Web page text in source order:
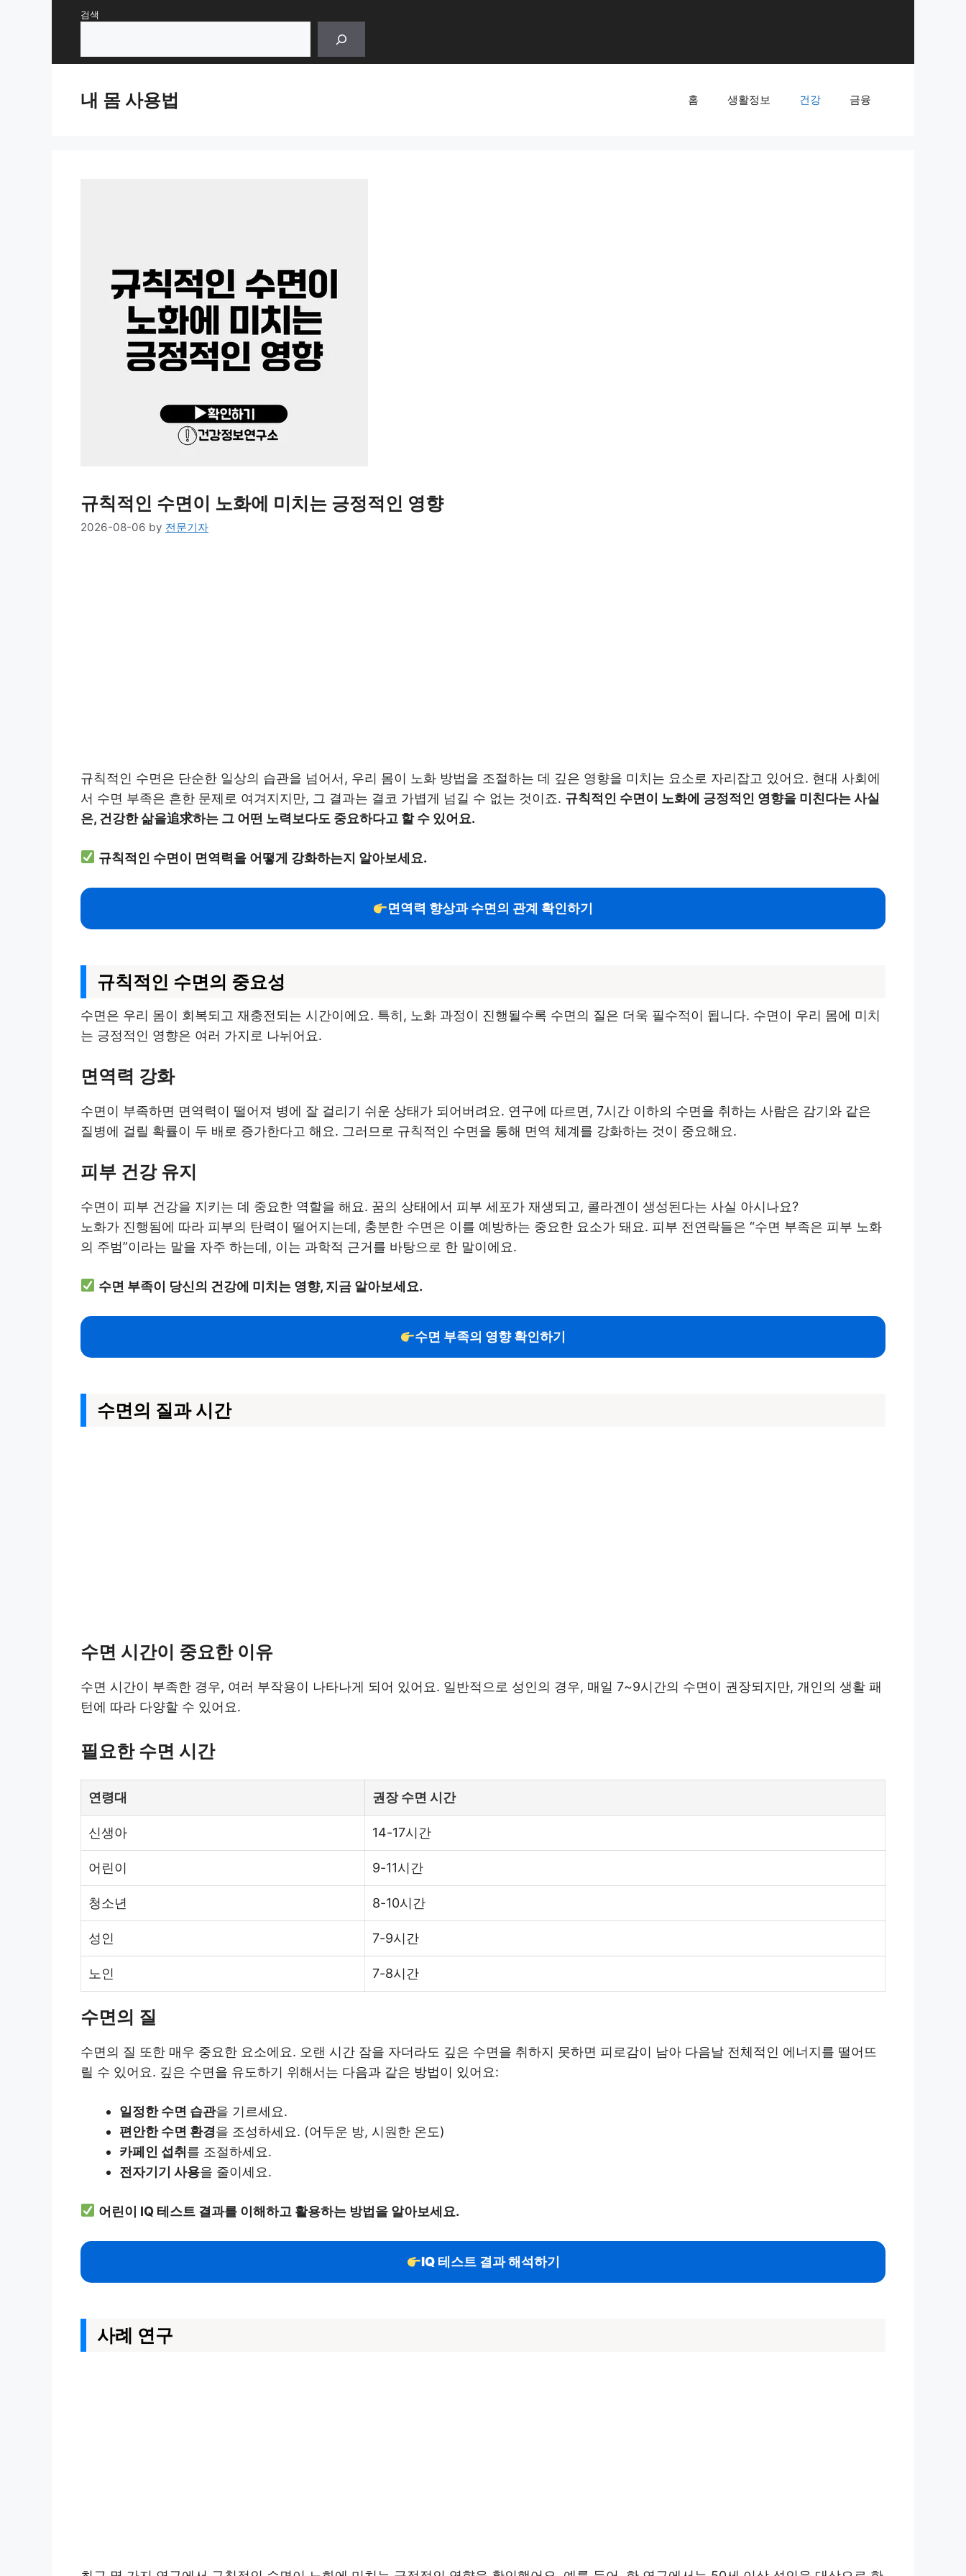
검색
내 몸 사용법 홈 생활정보 건강 금융
규칙적인 수면이 노화에 미치는 긍정적인 영향
2026-08-06 by 전문기자
규칙적인 수면은 단순한 일상의 습관을 넘어서, 우리 몸이 노화 방법을 조절하는 데 깊은 영향을 미치는 요소로 자리잡고 있어요. 현대 사회에
서 수면 부족은 흔한 문제로 여겨지지만, 그 결과는 결코 가볍게 넘길 수 없는 것이죠. 규칙적인 수면이 노화에 긍정적인 영향을 미친다는 사실
은, 건강한 삶을追求하는 그 어떤 노력보다도 중요하다고 할 수 있어요.
규칙적인 수면이 면역력을 어떻게 강화하는지 알아보세요.
면역력 향상과 수면의 관계 확인하기
규칙적인 수면의 중요성
수면은 우리 몸이 회복되고 재충전되는 시간이에요. 특히, 노화 과정이 진행될수록 수면의 질은 더욱 필수적이 됩니다. 수면이 우리 몸에 미치
는 긍정적인 영향은 여러 가지로 나뉘어요.
면역력 강화
수면이 부족하면 면역력이 떨어져 병에 잘 걸리기 쉬운 상태가 되어버려요. 연구에 따르면, 7시간 이하의 수면을 취하는 사람은 감기와 같은
질병에 걸릴 확률이 두 배로 증가한다고 해요. 그러므로 규칙적인 수면을 통해 면역 체계를 강화하는 것이 중요해요.
피부 건강 유지
수면이 피부 건강을 지키는 데 중요한 역할을 해요. 꿈의 상태에서 피부 세포가 재생되고, 콜라겐이 생성된다는 사실 아시나요?
노화가 진행됨에 따라 피부의 탄력이 떨어지는데, 충분한 수면은 이를 예방하는 중요한 요소가 돼요. 피부 전연락들은 “수면 부족은 피부 노화
의 주범”이라는 말을 자주 하는데, 이는 과학적 근거를 바탕으로 한 말이에요.
수면 부족이 당신의 건강에 미치는 영향, 지금 알아보세요.
수면 부족의 영향 확인하기
수면의 질과 시간
수면 시간이 중요한 이유
수면 시간이 부족한 경우, 여러 부작용이 나타나게 되어 있어요. 일반적으로 성인의 경우, 매일 7~9시간의 수면이 권장되지만, 개인의 생활 패
턴에 따라 다양할 수 있어요.
필요한 수면 시간
연령대 권장 수면 시간
신생아 14-17시간
어린이 9-11시간
청소년 8-10시간
성인 7-9시간
노인 7-8시간
수면의 질
수면의 질 또한 매우 중요한 요소에요. 오랜 시간 잠을 자더라도 깊은 수면을 취하지 못하면 피로감이 남아 다음날 전체적인 에너지를 떨어뜨
릴 수 있어요. 깊은 수면을 유도하기 위해서는 다음과 같은 방법이 있어요:
일정한 수면 습관을 기르세요.
편안한 수면 환경을 조성하세요. (어두운 방, 시원한 온도)
카페인 섭취를 조절하세요.
전자기기 사용을 줄이세요.
어린이 IQ 테스트 결과를 이해하고 활용하는 방법을 알아보세요.
IQ 테스트 결과 해석하기
사례 연구